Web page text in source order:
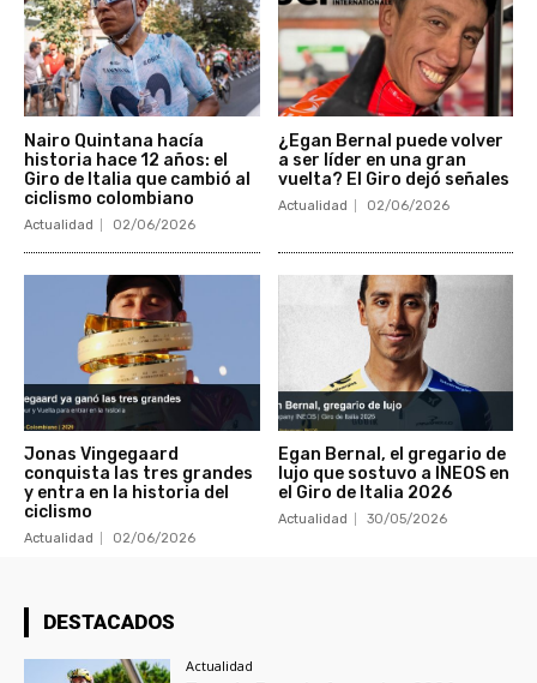
Nairo Quintana hacía
historia hace 12 años: el
Giro de Italia que cambió al
ciclismo colombiano
Actualidad 02/06/2026
¿Egan Bernal puede volver
a ser líder en una gran
vuelta? El Giro dejó señales
Actualidad 02/06/2026
Jonas Vingegaard
conquista las tres grandes
y entra en la historia del
ciclismo
Actualidad 02/06/2026
Egan Bernal, el gregario de
lujo que sostuvo a INEOS en
el Giro de Italia 2026
Actualidad 30/05/2026
DESTACADOS
Actualidad